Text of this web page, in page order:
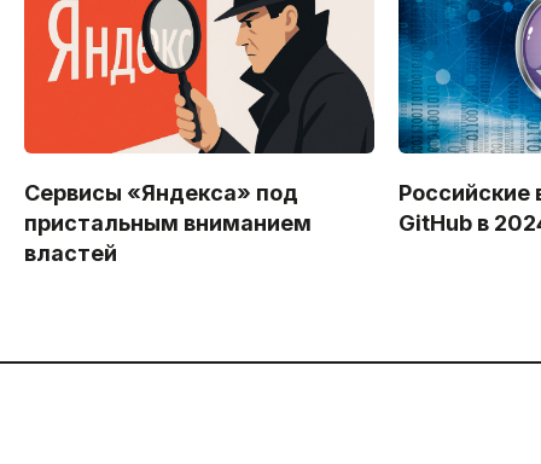
Сервисы «Яндекса» под
пристальным вниманием
властей
Российские
GitHub в